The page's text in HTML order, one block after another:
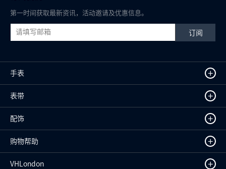
第一时间获取最新资讯，活动邀请及优惠信息。
订阅
手表 +
表带 +
配饰 +
购物帮助 +
VHLondon +